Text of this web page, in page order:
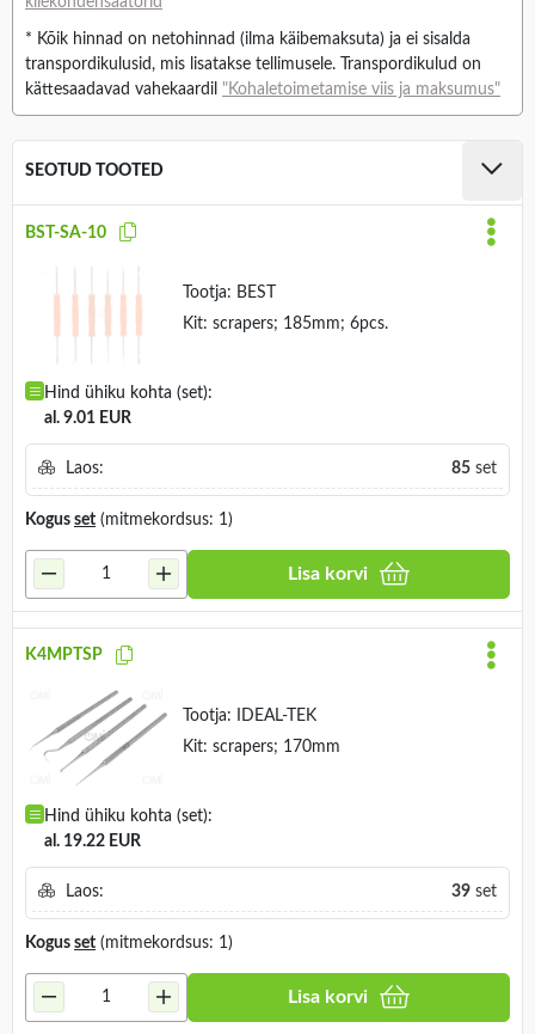
* Kõik hinnad on netohinnad (ilma käibemaksuta) ja ei sisalda
transpordikulusid, mis lisatakse tellimusele. Transpordikulud on
kättesaadavad vahekaardil "Kohaletoimetamise viis ja maksumus"
SEOTUD TOOTED
BST-SA-10
Tootja: BEST
Kit: scrapers; 185mm; 6pcs.
Hind ühiku kohta (set):
al. 9.01 EUR
Laos: 85 set
Kogus set (mitmekordsus: 1)
Lisa korvi
K4MPTSP
Tootja:
IDEAL-TEK
Kit: scrapers; 170mm
Hind ühiku kohta (set):
al. 19.22 EUR
Laos: 39 set
Kogus set (mitmekordsus: 1)
Lisa korvi